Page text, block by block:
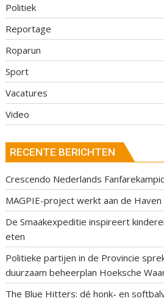
Politiek
Reportage
Roparun
Sport
Vacatures
Video
RECENTE BERICHTEN
Crescendo Nederlands
MAGPIE-project werkt aan de
De Smaakexpeditie inspireert
eten
Politieke partijen in de Provincie
duurzaam beheerplan Hoeksche
The Blue Hitters: dé honk- en